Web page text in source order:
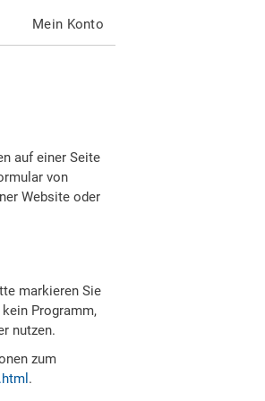
Mein Konto
auf einer Seite
von
Website oder
markieren Sie
Programm,
nutzen.
zum
.